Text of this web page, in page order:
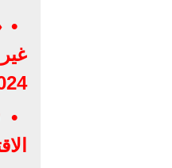
•
2024
•